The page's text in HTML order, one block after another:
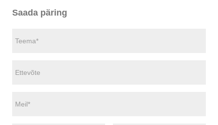
Saada päring